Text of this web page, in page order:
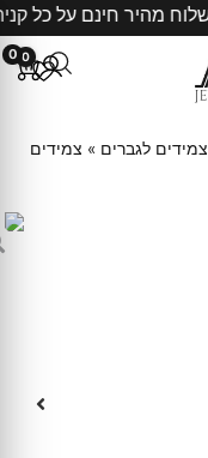
משלוח מהיר חינם על•
0 0
צמידים לגברים » צמידים